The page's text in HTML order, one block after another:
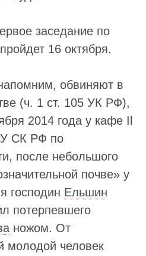
заседание по
16 октября.
обвиняют в
(ч. 1 ст. 105 УК РФ),
2014 года у кафе Il
СК РФ по
после небольшого
почве» у
господин Ельшин
потерпевшего
ножом. От
молодой человек